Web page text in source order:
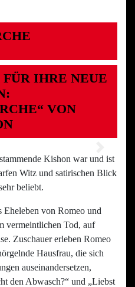
IHRE NEUE
VON
Next
Kishon war und ist
Witz und satirischen Blick
beliebt.
Eheleben von Romeo und
vermeintlichen Tod, auf
Zuschauer erleben Romeo
Hausfrau, die sich
auseinandersetzen,
den Abwasch?“ und „Liebst